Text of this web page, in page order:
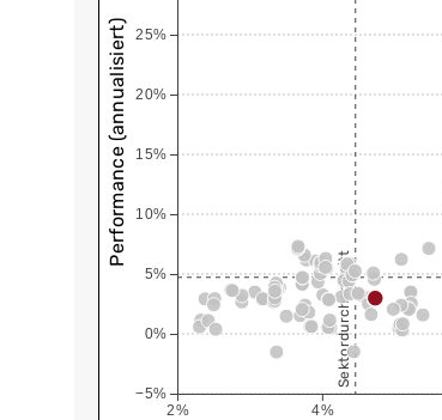
2% 4%
−5%
0%
5%
10%
15%
20%
25%
Sektordurchschnitt
Performance (annualisiert)